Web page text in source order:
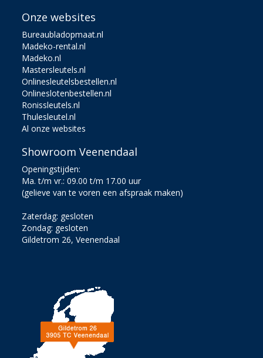
Onze websites
Bureaubladopmaat.nl
Madeko-rental.nl
Madeko.nl
Mastersleutels.nl
Onlinesleutelsbestellen.nl
Onlineslotenbestellen.nl
Ronissleutels.nl
Thulesleutel.nl
Al onze websites
Showroom Veenendaal
Openingstijden:
Ma. t/m vr.: 09.00 t/m 17.00 uur
(gelieve van te voren een afspraak maken)
Zaterdag: gesloten
Zondag: gesloten
Gildetrom 26, Veenendaal